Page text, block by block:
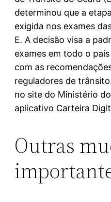
determinou que a
exigida nos exames
E. A decisão visa a
exames em todo o
com as
reguladores de
no site do Ministério
aplicativo Carteira
Outras